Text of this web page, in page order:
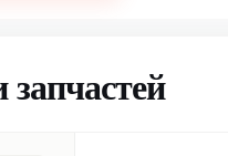
запчастей